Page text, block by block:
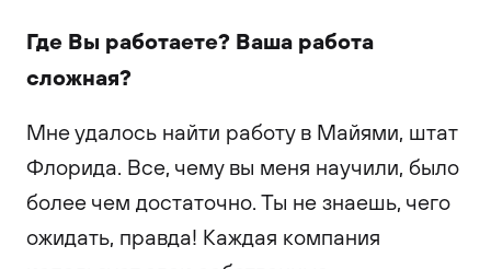
Где Вы работаете? Ваша работа
сложная?
Мне удалось найти работу в Майями, штат
Флорида. Все, чему вы меня научили, было
более чем достаточно. Ты не знаешь, чего
ожидать, правда! Каждая компания